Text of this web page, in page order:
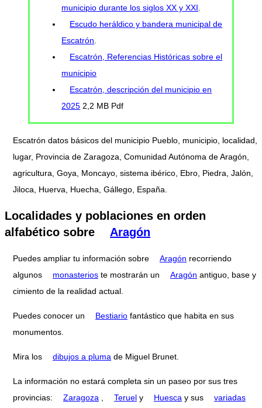
municipio durante los siglos XX y XXI.
Escudo heráldico y bandera municipal de
Escatrón.
Escatrón, Referencias Históricas sobre el
municipio
Escatrón, descripción del municipio en
2025 2,2 MB Pdf
Escatrón datos básicos del municipio Pueblo, municipio, localidad,
lugar, Provincia de Zaragoza, Comunidad Autónoma de Aragón,
agricultura, Goya, Moncayo, sistema ibérico, Ebro, Piedra, Jalón,
Jiloca, Huerva, Huecha, Gállego, España.
Localidades y poblaciones en orden
alfabético sobre
Aragón
Puedes ampliar tu información sobre Aragón recorriendo
algunos
monasterios te mostrarán un Aragón antiguo, base y
cimiento de la realidad actual.
Puedes conocer un Bestiario fantástico que habita en sus
monumentos.
Mira los dibujos a pluma de Miguel Brunet.
La información no estará completa sin un paseo por sus tres
provincias:
Zaragoza Teruel y Huesca y sus
variadas